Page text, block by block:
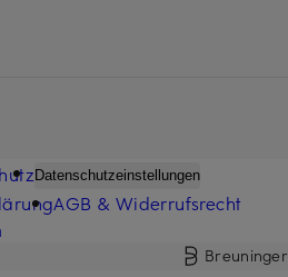
Datenschutzeinstellungen
AGB & Widerrufsrecht
Breuninger